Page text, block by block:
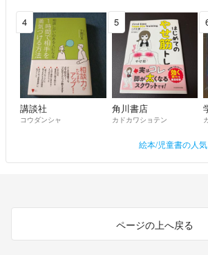
4
講談社
コウダンシャ
5
角川書店
カドカワショテン
絵本/児童書の人
ページの上へ戻る